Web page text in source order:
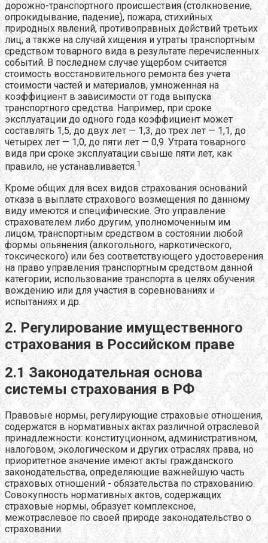
дорожно-транспортного происшествия (столкновение,
опрокидывание, падение), пожара, стихийных
природных явлений, противоправных действий третьих
лиц, а также на случай хищения и утраты транспортным
средством товарного вида в результате перечисленных
событий. В последнем случае ущербом считается
стоимость восстановительного ремонта без учета
стоимости частей и материалов, умноженная на
коэффициент в зависимости от года выпуска
транспортного средства. Например, при сроке
эксплуатации до одного года коэффициент может
составлять 1,5, до двух лет — 1,3, до трех лет — 1,1, до
четырех лет — 1,0, до пяти лет — 0,9. Утрата товарного
вида при сроке эксплуатации свыше пяти лет, как
правило, не устанавливается.1
Кроме общих для всех видов страхования оснований
отказа в выплате страхового возмещения по данному
виду имеются и специфические. Это управление
страхователем либо другим, уполномоченным им
лицом, транспортным средством в состоянии любой
формы опьянения (алкогольного, наркотического,
токсического) или без соответствующего удостоверения
на право управления транспортным средством данной
категории, использование транспорта в целях обучения
вождению или для участия в соревнованиях и
испытаниях и др.
2. Регулирование имущественного
страхования в Российском праве
2.1 Законодательная основа
системы страхования в РФ
Правовые нормы, регулирующие страховые отношения,
содержатся в нормативных актах различной отраслевой
принадлежности: конституционном, административном,
налоговом, экологическом и других отраслях права, но
приоритетное значение имеют акты гражданского
законодательства, определяющие важнейшую часть
страховых отношений - обязательства по страхованию.
Совокупность нормативных актов, содержащих
страховые нормы, образует комплексное,
межотраслевое по своей природе законодательство о
страховании.